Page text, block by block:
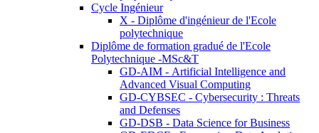
Cycle Ingénieur
X - Diplôme d'ingénieur de l'Ecole
polytechnique
Diplôme de formation gradué de l'Ecole
Polytechnique -MSc&T
GD-AIM - Artificial Intelligence and
Advanced Visual Computing
GD-CYBSEC - Cybersecurity : Threats
and Defenses
GD-DSB - Data Science for Business